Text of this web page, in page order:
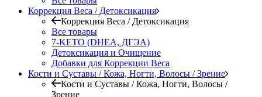
Коррекция Веса / Детоксикация
Коррекция Веса / Детоксикация
Все товары
7-KETO (DHEA, ДГЭА)
Детоксикация и Очищение
Добавки для Коррекции Веса
Кости и Суставы / Кожа, Ногти, Волосы / Зрение
Кости и Суставы / Кожа, Ногти, Волосы /
Зрение